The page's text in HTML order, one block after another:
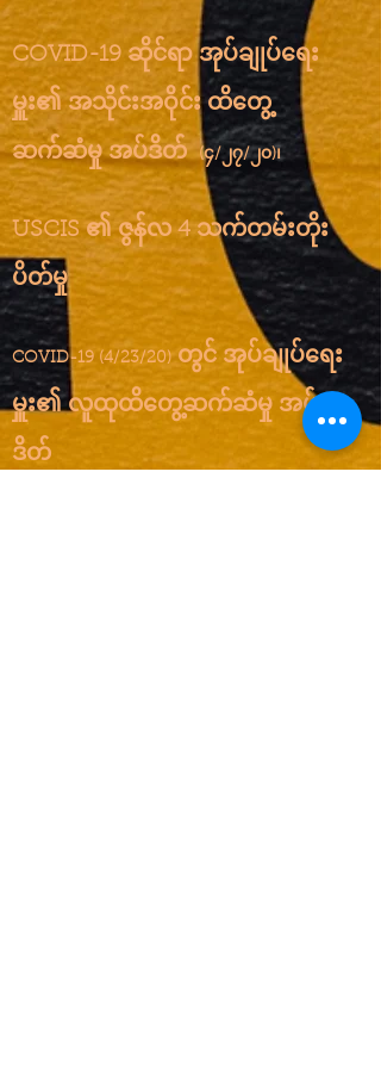
COVID-19 ဆိုင်ရာ အုပ်ချုပ်ရေး
မှူး၏ အသိုင်းအဝိုင်း ထိတွေ့
ဆက်ဆံမှု အပ်ဒိတ် (၄/၂၇/၂၀)၊
USCIS ၏ ဇွန်လ 4 သက်တမ်းတိုး
ပိတ်မှု
COVID-19 (4/23/20)တွင် အုပ်ချုပ်ရေး
မှူး၏ လူထုထိတွေ့ဆက်ဆံမှု အပ်
ဒိတ်